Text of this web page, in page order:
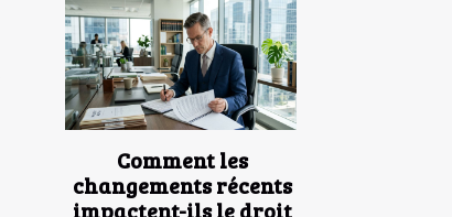
Comment les
changements récents
impactent-ils le droit